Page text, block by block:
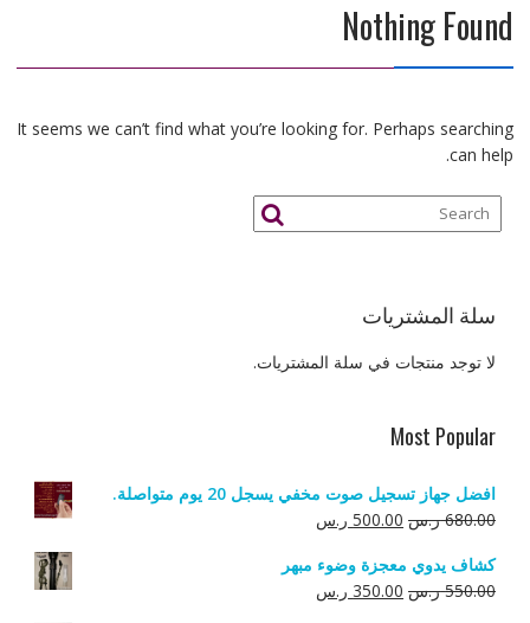
Nothing Found
It seems we can’t find what you’re looking for. Perhaps searching
can help.
سلة المشتريات
لا توجد منتجات في سلة المشتريات.
Most Popular
افضل جهاز تسجيل صوت مخفي يسجل 20 يوم متواصلة.
680.00 ر.س السعر
هو:
680.00 ر.س.
500.00 ر.سالسعر
هو:
500.00 ر.س.
كشاف يدوي معجزة وضوء مبهر
550.00 ر.س السعر
350.00 ر.سالسعر